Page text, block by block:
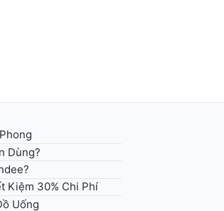
Dùng?
Kiệm 30% Chi Phí
Uống